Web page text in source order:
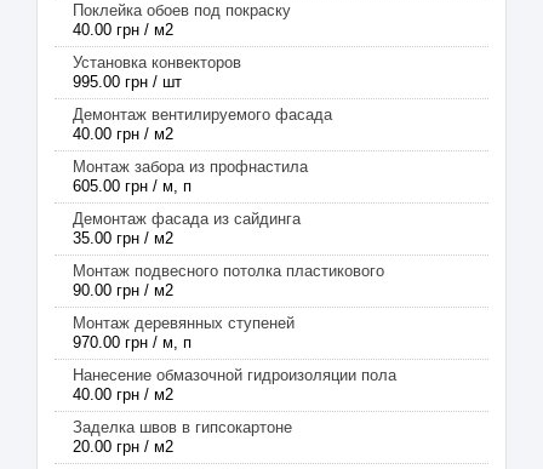
Поклейка обоев под покраску
40.00 грн / м2
Установка конвекторов
995.00 грн / шт
Демонтаж вентилируемого фасада
40.00 грн / м2
Монтаж забора из профнастила
605.00 грн / м, п
Демонтаж фасада из сайдинга
35.00 грн / м2
Монтаж подвесного потолка пластикового
90.00 грн / м2
Монтаж деревянных ступеней
970.00 грн / м, п
Нанесение обмазочной гидроизоляции пола
40.00 грн / м2
Заделка швов в гипсокартоне
20.00 грн / м2